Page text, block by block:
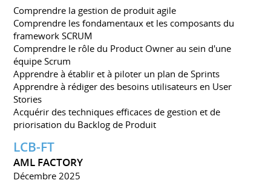
Comprendre la gestion de produit agile
Comprendre les fondamentaux et les composants du
framework SCRUM
Comprendre le rôle du Product Owner au sein d'une
équipe Scrum
Apprendre à établir et à piloter un plan de Sprints
Apprendre à rédiger des besoins utilisateurs en User
Stories
Acquérir des techniques efficaces de gestion et de
priorisation du Backlog de Produit
LCB-FT
AML FACTORY
Décembre 2025